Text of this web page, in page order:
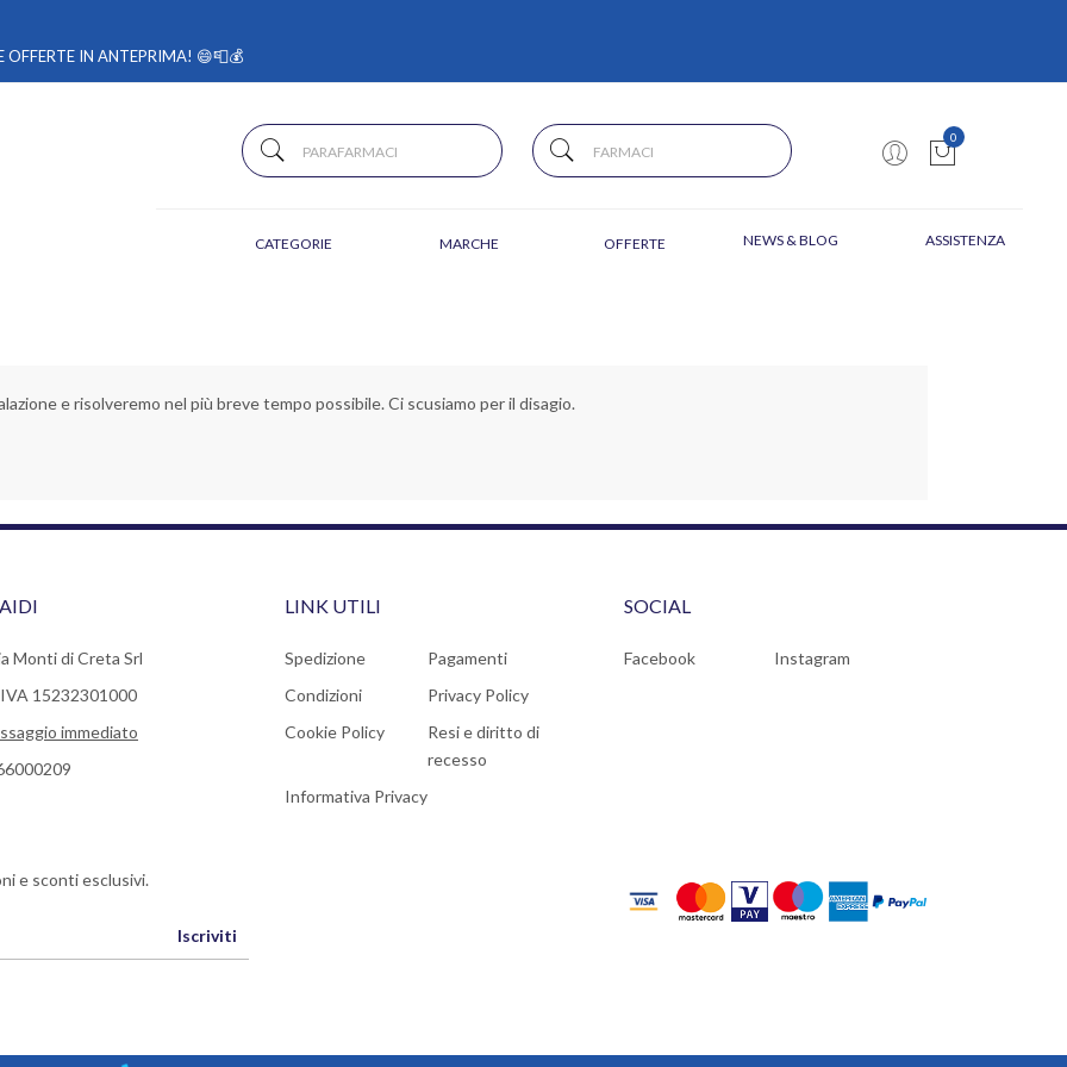
OFFERTE IN ANTEPRIMA! 😄📮💰
0
CATEGORIE MARCHE OFFERTE NEWS & BLOG ASSISTENZA
e risolveremo nel più breve tempo possibile. Ci scusiamo per il disagio.
Monti di Creta Srl
15232301000
immediato
LINK UTILI
Spedizione
Pagamenti
Condizioni
Privacy Policy
Cookie Policy
Resi e diritto di
recesso
Informativa Privacy
SOCIAL
Facebook Instagram
e sconti esclusivi.
Iscriviti